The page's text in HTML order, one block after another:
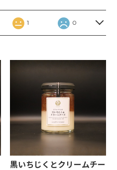
1 0
黒いちじくとクリームチー